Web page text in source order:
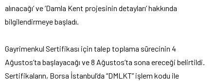
alınacağı’ ve ‘Damla Kent projesinin detayları’ hakkında
bilgilendirmeye başladı.
Gayrimenkul Sertifikası için talep toplama sürecinin 4
Ağustos’ta başlayacağı ve 8 Ağustos’ta sona ereceği belirtildi.
Sertifikaların, Borsa İstanbul’da “DMLKT” işlem kodu ile